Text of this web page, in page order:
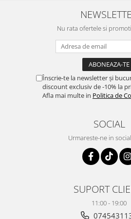
Nu rata ofertele si
Înscrie-te la newsletter și
discount exclusiv de -10% la
Afla mai multe in Politica de
SOCIAL
Urmareste-ne in
SUPORT
11:00 - 19:00